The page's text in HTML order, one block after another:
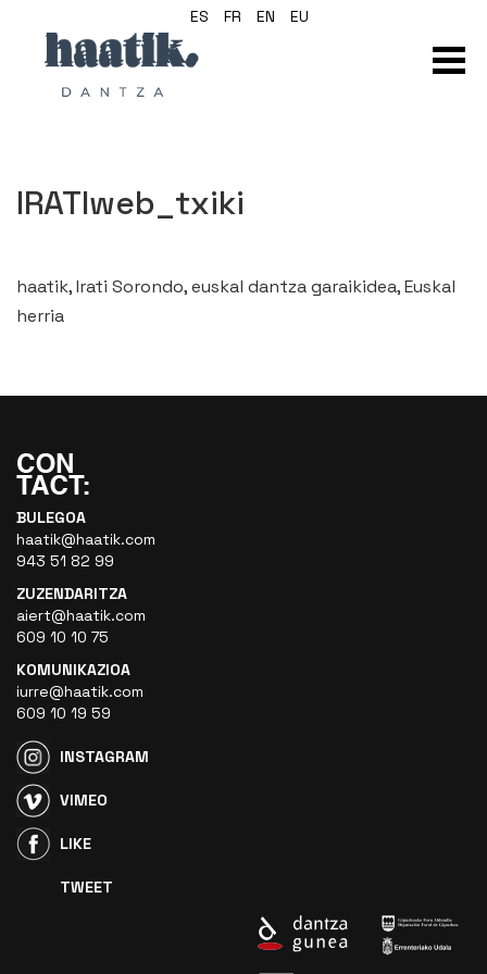
ES FR EN EU
IRATIweb_txiki
haatik, Irati Sorondo, euskal dantza garaikidea, Euskal
herria
BULEGOA
haatik@haatik.com
943 51 82 99
ZUZENDARITZA
aiert@haatik.com
609 10 10 75
KOMUNIKAZIOA
iurre@haatik.com
609 10 19 59
INSTAGRAM
VIMEO
LIKE
TWEET